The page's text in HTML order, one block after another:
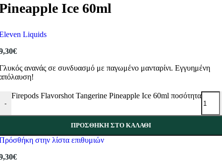
Ice 60ml
Liquids
€
ανανάς σε συνδυασμό με παγωμένο μανταρίνι. Εγγυημένη
-
Firepods Flavorshot Tangerine Pineapple Ice 60ml ποσότητα
ΠΡΟΣΘΉΚΗ ΣΤΟ ΚΑΛΆΘΙ
στην λίστα επιθυμιών
€